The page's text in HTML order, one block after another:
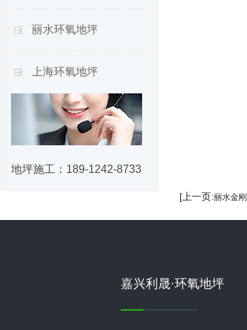
丽水环氧地坪
上海环氧地坪
地坪施工： 189-1242-8733
[上一页:丽水金
嘉兴利晟·环氧地坪